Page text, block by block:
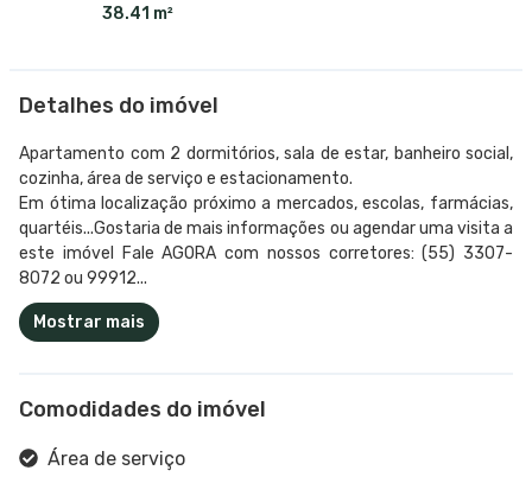
38.41 m²
Detalhes do imóvel
Apartamento com 2 dormitórios, sala de estar, banheiro social,
cozinha, área de serviço e estacionamento.
Em ótima localização próximo a mercados, escolas, farmácias,
quartéis...Gostaria de mais informações ou agendar uma visita a
este imóvel Fale AGORA com nossos corretores: (55) 3307-
8072 ou 99912...
Mostrar mais
Comodidades do imóvel
Área de serviço